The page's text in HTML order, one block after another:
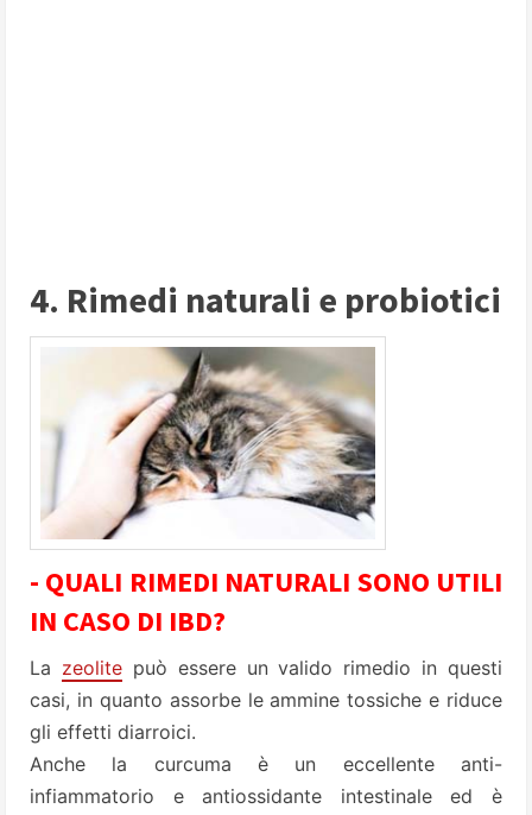
4. Rimedi naturali e probiotici
- QUALI RIMEDI NATURALI SONO UTILI
IN CASO DI IBD?
La zeolitepuò essere un valido rimedio in questi
casi, in quanto assorbe le ammine tossiche e riduce
gli effetti diarroici.
Anche la curcuma è un eccellente anti-
infiammatorio e antiossidante intestinale ed è